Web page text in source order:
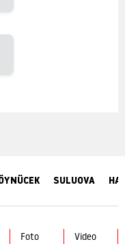
SULUOVA
Foto
Video